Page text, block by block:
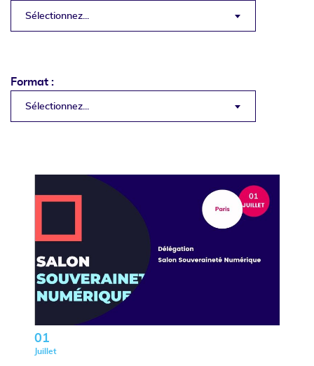
Sélectionnez...
Format :
Sélectionnez...
01
Juillet